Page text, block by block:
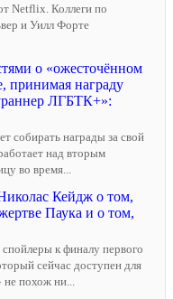
Netflix. Коллеги по
и Уилл Форте
о «ожесточённом
принимая награду
ЛГБТК+»:
собирать награды за свой
над вторым
во время...
Кейдж о том,
Паука и о том,
к финалу первого
сейчас доступен для
похож ни...